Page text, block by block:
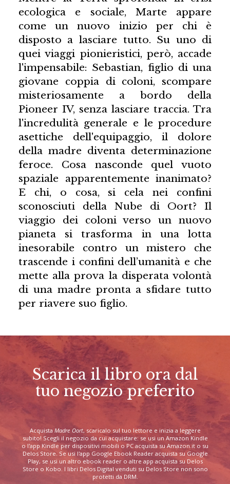
ecologica e sociale, Marte appare
come un nuovo inizio per chi è
disposto a lasciare tutto. Su uno di
quei viaggi pionieristici, però, accade
l'impensabile: Sebastian, figlio di una
giovane coppia di coloni, scompare
misteriosamente a bordo della
Pioneer IV, senza lasciare traccia. Tra
l'incredulità generale e le procedure
asettiche dell'equipaggio, il dolore
della madre diventa determinazione
feroce. Cosa nasconde quel vuoto
spaziale apparentemente inanimato?
E chi, o cosa, si cela nei confini
sconosciuti della Nube di Oort? Il
viaggio dei coloni verso un nuovo
pianeta si trasforma in una lotta
inesorabile contro un mistero che
trascende i confini dell’umanità e che
mette alla prova la disperata volontà
di una madre pronta a sfidare tutto
per riavere suo figlio.
Scarica il libro ora dal
tuo negozio preferito
Acquista Madre Oort, scaricalo sul tuo lettore e inizia a leggere
subito! Scegli il negozio da cui acquistare: se usi un Amazon Kindle
o l'app Kindle per dispositivi mobili o PC acquista su Amazon.it o su
Delos Store. Se usi l'app Google Ebook Reader acquista su Google
Play, se usi un altro ebook reader o altre app acquista su Delos
Store o Kobo. I libri Delos Digital venduti su Delos Store non sono
protetti da DRM.